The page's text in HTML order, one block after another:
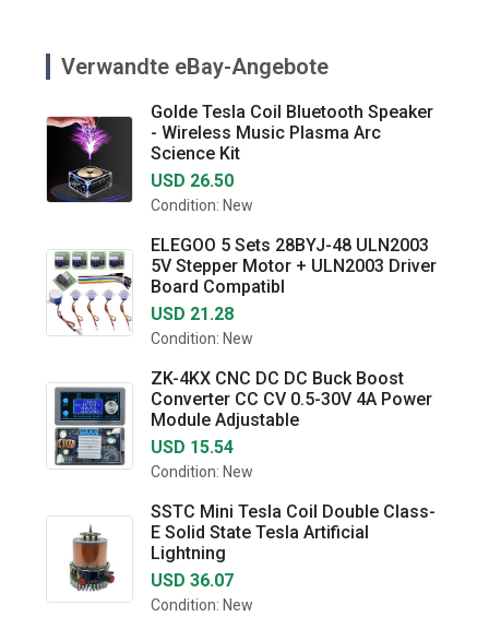
Verwandte eBay-Angebote
Golde Tesla Coil Bluetooth Speaker
- Wireless Music Plasma Arc
Science Kit
USD 26.50
Condition: New
ELEGOO 5 Sets 28BYJ-48 ULN2003
5V Stepper Motor + ULN2003 Driver
Board Compatibl
USD 21.28
Condition: New
ZK-4KX CNC DC DC Buck Boost
Converter CC CV 0.5-30V 4A Power
Module Adjustable
USD 15.54
Condition: New
SSTC Mini Tesla Coil Double Class-
E Solid State Tesla Artificial
Lightning
USD 36.07
Condition: New